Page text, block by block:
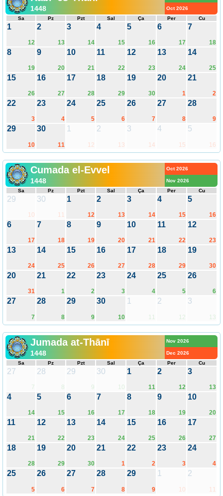
1448
Oct 2026
Sa
Pz Pzt Sal Ça Per Cu
1
12
2
13
3
14
4
15
5
16
6
17
7
18
8
19
9
20
10
21
11
22
12
23
13
24
14
25
15
26
16
27
17
28
18
29
19
30
20
1
21
2
22
3
23
4
24
5
25
6
26
7
27
8
28
9
29
10
30
11
1
12
2
13
3
14
4
15
5
16
Cumada el-Evvel
1448
Oct 2026
Nov 2026
Sa
Pz Pzt Sal Ça Per Cu
29
10
30
11
1
12
2
13
3
14
4
15
5
16
6
17
7
18
8
19
9
20
10
21
11
22
12
23
13
24
14
25
15
26
16
27
17
28
18
29
19
30
20
31
21
1
22
2
23
3
24
4
25
5
26
6
27
7
28
8
29
9
30
10
1
11
2
12
3
13
Jumada at-Thānī
1448
Nov 2026
Dec 2026
Sa
Pz Pzt Sal Ça Per Cu
27
7
28
8
29
9
30
10
1
11
2
12
3
13
4
14
5
15
6
16
7
17
8
18
9
19
10
20
11
21
12
22
13
23
14
24
15
25
16
26
17
27
18
28
19
29
20
30
21
1
22
2
23
3
24
4
25
5
26
6
27
7
28
8
29
9
1
10
2
11